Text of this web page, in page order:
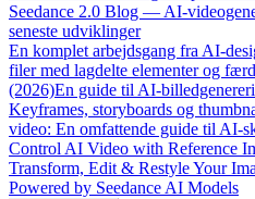
Seedance 2.0 Blog — AI-
seneste udviklinger
En komplet arbejdsgang fra AI-
filer med lagdelte elementer og
(2026)En guide til AI-
Keyframes, storyboards og
video: En omfattende guide til AI-
Control AI Video with Reference
Transform, Edit & Restyle Your
Powered by Seedance AI Models